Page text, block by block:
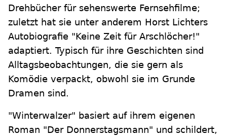
Drehbücher für sehenswerte Fernsehfilme;
zuletzt hat sie unter anderem Horst Lichters
Autobiografie "Keine Zeit für Arschlöcher!"
adaptiert. Typisch für ihre Geschichten sind
Alltagsbeobachtungen, die sie gern als
Komödie verpackt, obwohl sie im Grunde
Dramen sind.
"Winterwalzer" basiert auf ihrem eigenen
Roman "Der Donnerstagsmann" und schildert,